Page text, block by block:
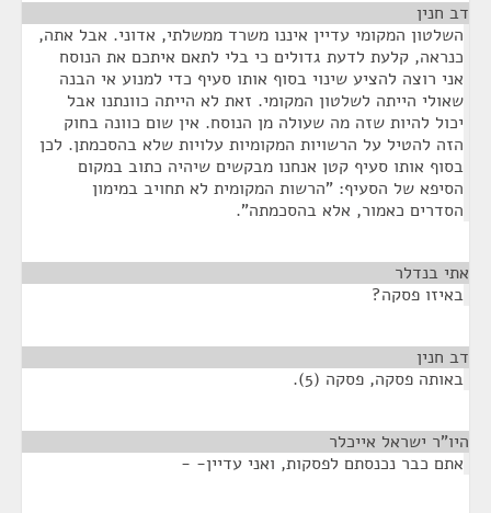
דב חנין
השלטון המקומי עדיין איננו משרד ממשלתי, אדוני. אבל אתה,
כנראה, קלעת לדעת גדולים כי בלי לתאם איתכם את הנוסח
אני רוצה להציע שינוי בסוף אותו סעיף כדי למנוע אי הבנה
שאולי הייתה לשלטון המקומי. זאת לא הייתה כוונתנו אבל
יכול להיות שזה מה שעולה מן הנוסח. אין שום כוונה בחוק
הזה להטיל על הרשויות המקומיות עלויות שלא בהסכמתן. לכן
בסוף אותו סעיף קטן אנחנו מבקשים שיהיה כתוב במקום
הסיפא של הסעיף: "הרשות המקומית לא תחויב במימון
הסדרים כאמור, אלא בהסכמתה".
אתי בנדלר
באיזו פסקה?
דב חנין
באותה פסקה, פסקה (5).
היו"ר ישראל אייכלר
אתם כבר נכנסתם לפסקות, ואני עדיין- -